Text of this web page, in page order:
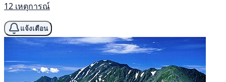
12 เหตุการณ์
แจ้งเตือน